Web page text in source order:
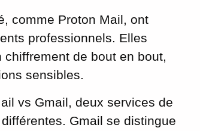
comme Proton Mail, ont
professionnels. Elles
de bout en bout,
sensibles.
vs Gmail, deux services de
Gmail se distingue